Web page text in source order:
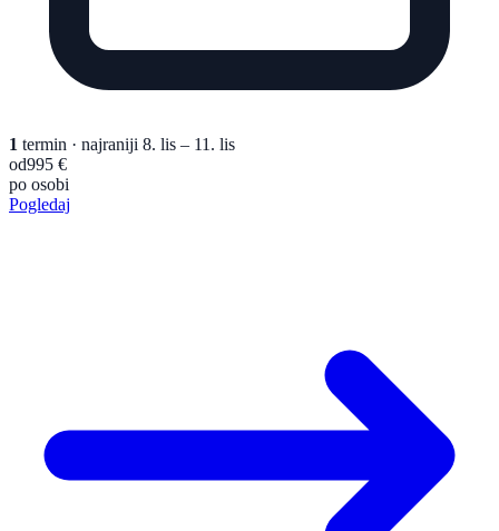
1 termin · najraniji 8. lis – 11. lis
od995 €
po osobi
Pogledaj